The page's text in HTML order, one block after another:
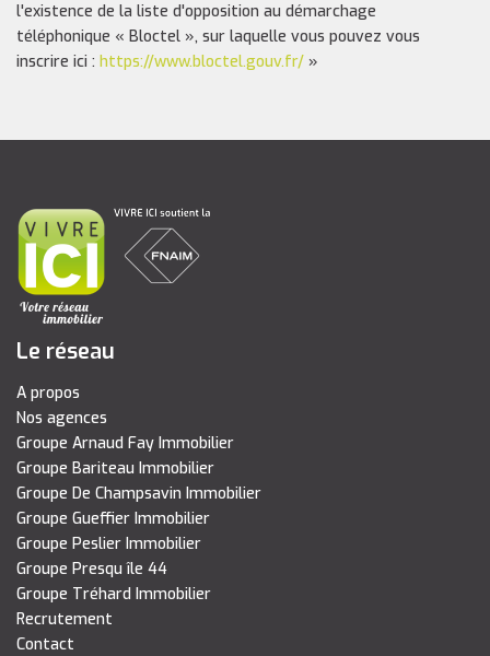
l'existence de la liste d'opposition au démarchage
téléphonique « Bloctel », sur laquelle vous pouvez vous
inscrire ici : https://www.bloctel.gouv.fr/ »
Le réseau
A propos
Nos agences
Groupe Arnaud Fay Immobilier
Groupe Bariteau Immobilier
Groupe De Champsavin Immobilier
Groupe Gueffier Immobilier
Groupe Peslier Immobilier
Groupe Presqu île 44
Groupe Tréhard Immobilier
Recrutement
Contact